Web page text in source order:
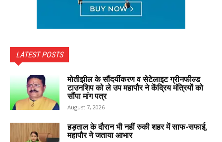
LATEST POSTS
मोतीझील के सौंदर्यीकरण व सेटेलाइट ग्रीनफील्ड
टाउनशिप को ले उप महापौर ने केंद्रिय मंत्रियों को
सौंपा मांग पत्र
August 7, 2026
हड़ताल के दौरान भी नहीं रुकी शहर में साफ-सफाई,
महापौर ने जताया आभार